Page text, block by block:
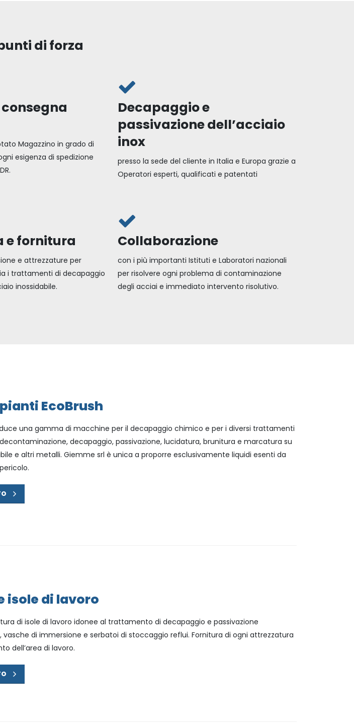
di forza
Magazzino in grado di
esigenza di spedizione
Decapaggio e
passivazione dell’acciaio
inox
presso la sede del cliente in Italia e Europa grazie a
Operatori esperti, qualificati e patentati
e fornitura
e attrezzature per
i trattamenti di decapaggio
inossidabile.
Collaborazione
con i più importanti Istituti e Laboratori nazionali
per risolvere ogni problema di contaminazione
degli acciai e immediato intervento risolutivo.
EcoBrush
una gamma di macchine per il decapaggio chimico e per i diversi trattamenti
decapaggio, passivazione, lucidatura, brunitura e marcatura su
e altri metalli. Giemme srl è unica a proporre esclusivamente liquidi esenti da
isole di lavoro
di isole di lavoro idonee al trattamento di decapaggio e passivazione
vasche di immersione e serbatoi di stoccaggio reflui. Fornitura di ogni attrezzatura
dell’area di lavoro.